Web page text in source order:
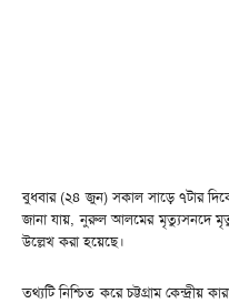
বুধবার (২৪ জুন) সকাল সাড়ে ৭টার
জানা যায়, নুরুল আলমের মৃত্যুসনদে
উল্লেখ করা হয়েছে।
তথ্যটি নিশ্চিত করে চট্টগ্রাম